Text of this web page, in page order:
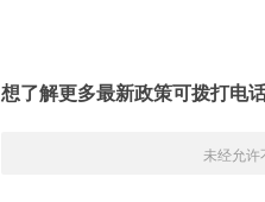
想了解更多最新政策可拨打电
未经允许